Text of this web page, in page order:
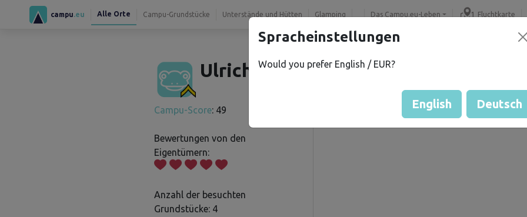
campu .eu Alle Orte Campu-Grundstücke Unterstände und Hütten Glamping Das Campu.eu-Leben Fluchtkarte
Ulrich K.
Campu-Score: 49
Bewertungen von den
Eigentümern:
Anzahl der besuchten
Grundstücke: 4
Gästebewertung durch
Bewertung der Grundstücke
Spracheinstellungen
Would you prefer English / EUR?
English Deutsch